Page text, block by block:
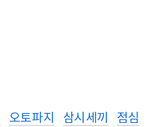
오토파지 삼시세끼 점심